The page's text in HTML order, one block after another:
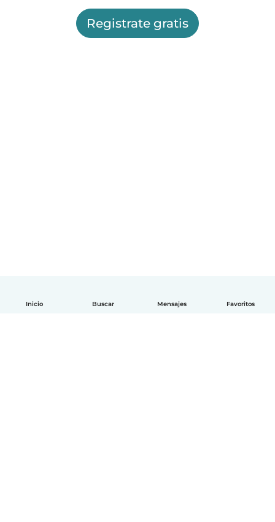
Inicio Buscar Mensajes Favoritos
Registrate gratis